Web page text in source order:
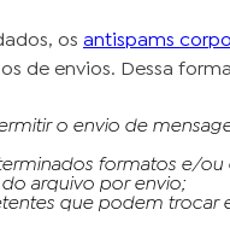
os antispams
de envios. Dessa
o envio de
formatos e/ou
arquivo por envio;
que podem trocar